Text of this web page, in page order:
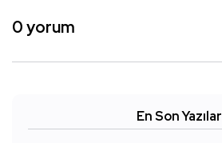
0 yorum
En Son Yazılar